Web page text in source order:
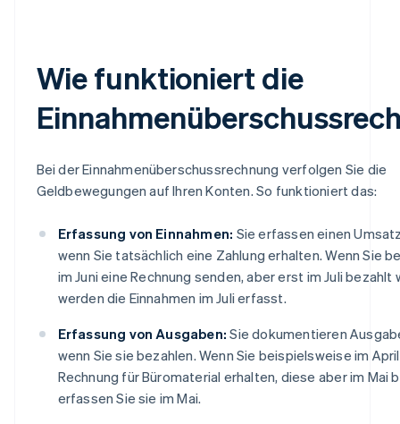
Wie funktioniert die
Bei der Einnahmenüberschussrechnung verfolgen Sie die
Geldbewegungen auf Ihren Konten. So funktioniert das:
Erfassung von Einnahmen: Sie erfassen einen
wenn Sie tatsächlich eine Zahlung erhalten. Wenn Sie
im Juni eine Rechnung senden, aber erst im Juli bezahlt
werden die Einnahmen im Juli erfasst.
Erfassung von Ausgaben: Sie dokumentieren
wenn Sie sie bezahlen. Wenn Sie beispielsweise im
Rechnung für Büromaterial erhalten, diese aber im Mai
erfassen Sie sie im Mai.